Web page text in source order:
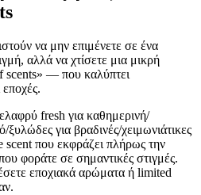
να μην επιμένετε σε ένα
αλλά να χτίσετε μια μικρή
— που καλύπτει
εποχές.
fresh για καθημερινή/
για βραδινές/χειμωνιάτικες
scent που εκφράζει πλήρως την
φοράτε σε σημαντικές στιγμές.
εποχιακά αρώματα ή limited